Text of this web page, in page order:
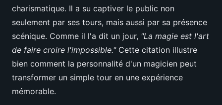
charismatique. Il a su captiver le public non
seulement par ses tours, mais aussi par sa présence
scénique. Comme il l'a dit un jour, "La magie est l'art
de faire croire l'impossible."Cette citation illustre
bien comment la personnalité d'un magicien peut
transformer un simple tour en une expérience
mémorable.